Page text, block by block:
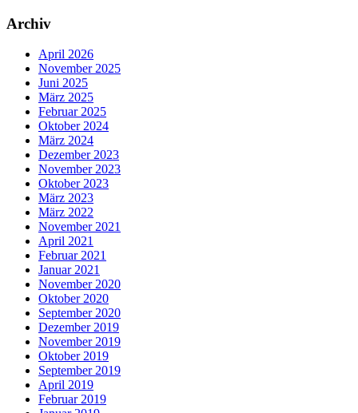
Archiv
April 2026
November 2025
Juni 2025
März 2025
Februar 2025
Oktober 2024
März 2024
Dezember 2023
November 2023
Oktober 2023
März 2023
März 2022
November 2021
April 2021
Februar 2021
Januar 2021
November 2020
Oktober 2020
September 2020
Dezember 2019
November 2019
Oktober 2019
September 2019
April 2019
Februar 2019